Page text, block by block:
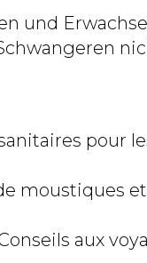
und
pour
moustiques
aux